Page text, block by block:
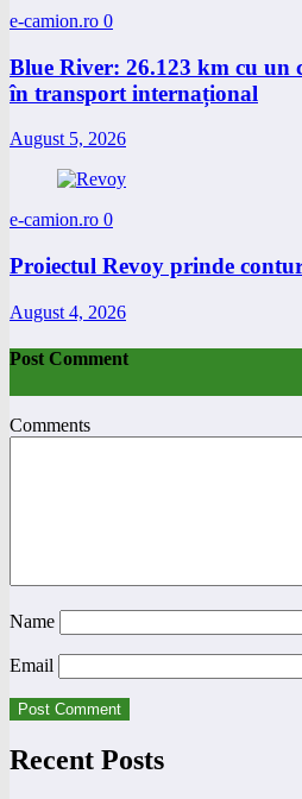
e-camion.ro 0
Blue River: 26.123 km cu un
în transport internațional
August 5, 2026
e-camion.ro 0
Proiectul Revoy prinde
August 4, 2026
Post Comment
Comments
Name
Email
Recent Posts